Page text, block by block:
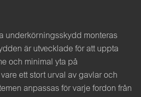
underkörningsskydd monteras
är utvecklade för att uppta
och minimal yta på
ett stort urval av gavlar och
anpassas för varje fordon från